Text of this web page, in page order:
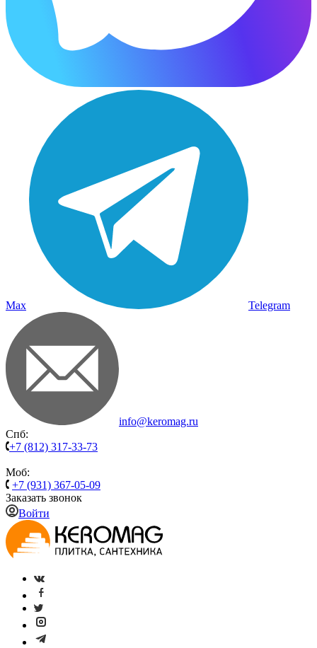
Max Telegram
info@keromag.ru
Спб:
+7 (812) 317-33-73
Моб:
+7 (931) 367-05-09
Заказать звонок
Войти